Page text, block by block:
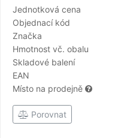
Jednotková cena
Objednací kód
Značka
Hmotnost vč. obalu
Skladové balení
EAN
Místo na prodejně
Porovnat